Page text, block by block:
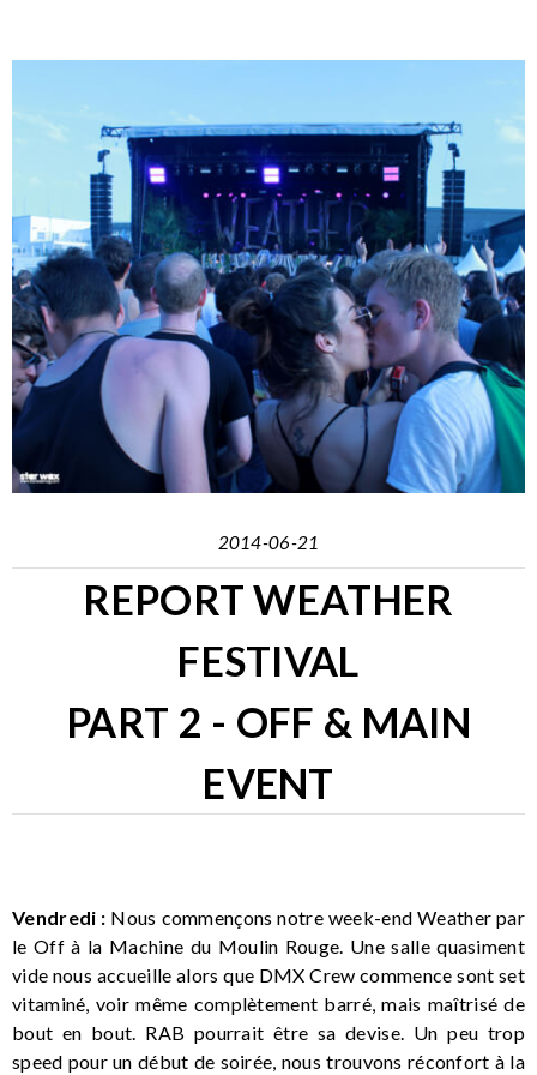
2014-06-21
REPORT WEATHER
FESTIVAL
PART 2 - OFF & MAIN
EVENT
Vendredi : Nous commençons notre week-end Weather par
le Off à la Machine du Moulin Rouge. Une salle quasiment
vide nous accueille alors que DMX Crew commence sont set
vitaminé, voir même complètement barré, mais maîtrisé de
bout en bout. RAB pourrait être sa devise. Un peu trop
speed pour un début de soirée, nous trouvons réconfort à la